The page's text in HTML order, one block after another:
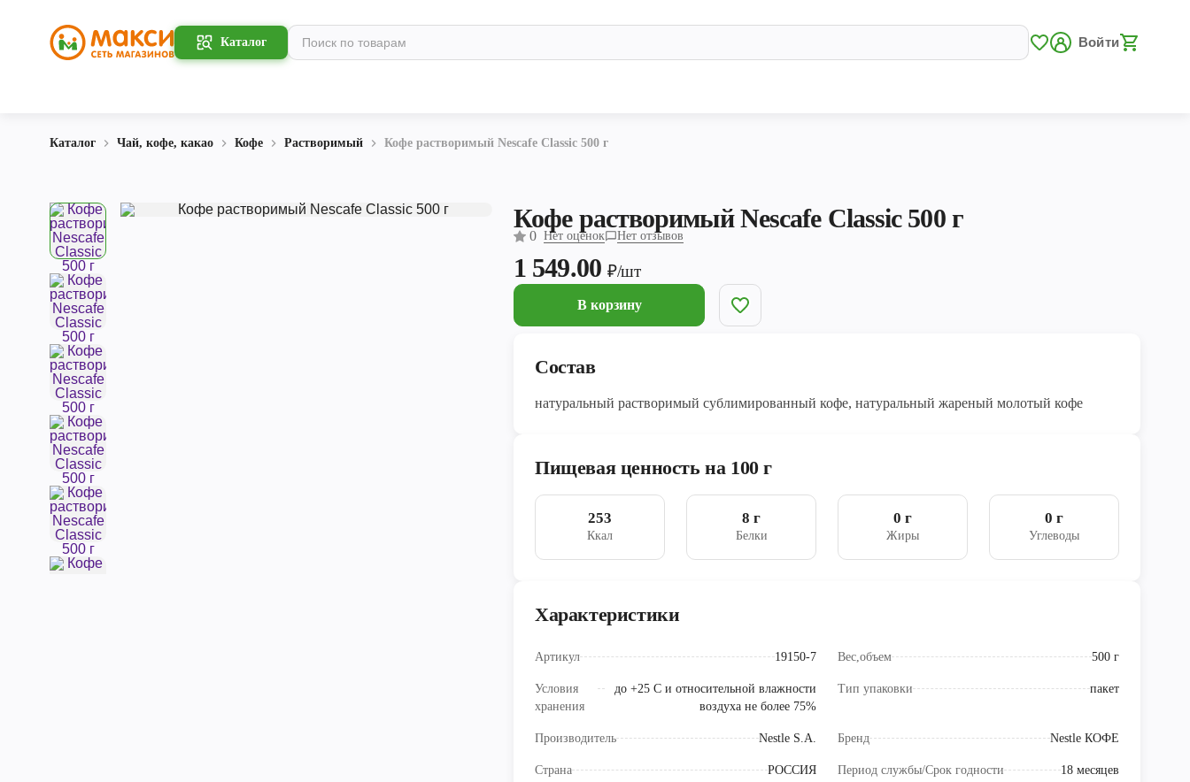
Каталог Войти
Каталог Чай, кофе, какао Кофе Растворимый Кофе растворимый Nescafe Classic 500 г
Кофе растворимый Nescafe Classic 500 г
0 Нет оценок Нет отзывов
1 549.00 ₽/шт
В корзину
Состав
натуральный растворимый сублимированный кофе, натуральный жареный молотый кофе
Пищевая ценность на 100 г
253
Ккал
8 г
Белки
0 г
Жиры
0 г
Углеводы
Характеристики
Артикул 19150-7 Вес,объем 500 г
Условия
хранения
до +25 С и относительной влажности
воздуха не более 75%
Тип упаковки пакет
Производитель Nestle S.A. Бренд Nestle КОФЕ
Страна РОССИЯ Период службы/Срок годности 18 месяцев